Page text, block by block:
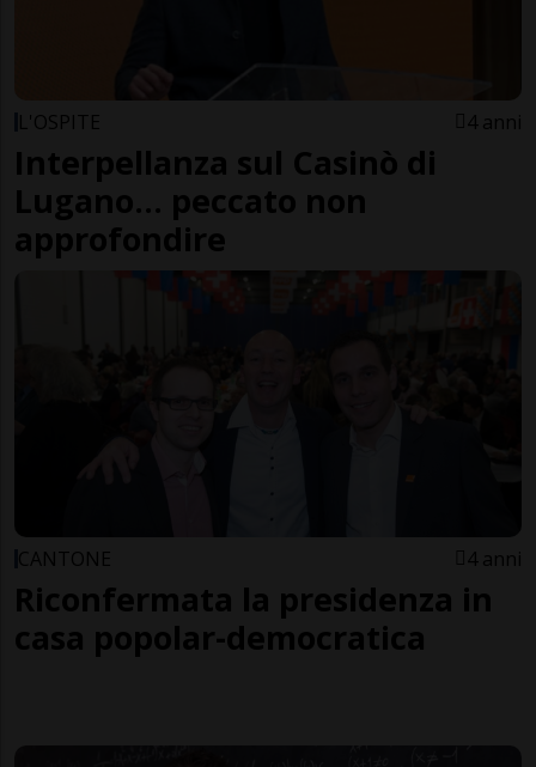
L'OSPITE 4 anni
Interpellanza sul Casinò di
Lugano... peccato non
approfondire
CANTONE 4 anni
Riconfermata la presidenza in
casa popolar-democratica